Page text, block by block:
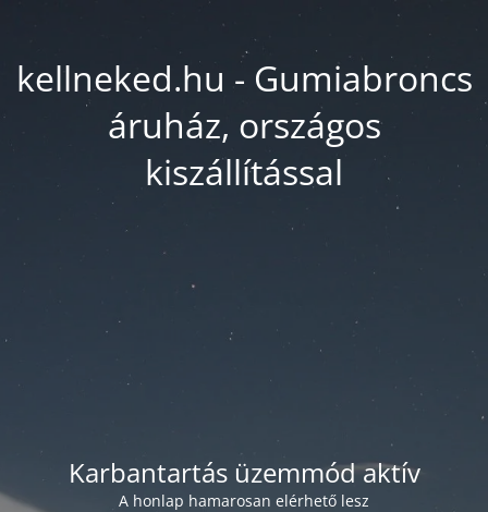
kellneked.hu - Gumiabroncs
áruház, országos
kiszállítással
Karbantartás üzemmód aktív
A honlap hamarosan elérhető lesz